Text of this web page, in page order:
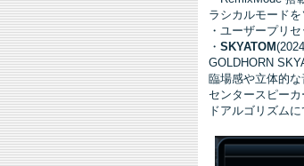
ラシカルモード
・ユーザープリ
・ SKYATOM
GOLDHORN
臨場感や立体的な
センタースピー
ドアルゴリズム